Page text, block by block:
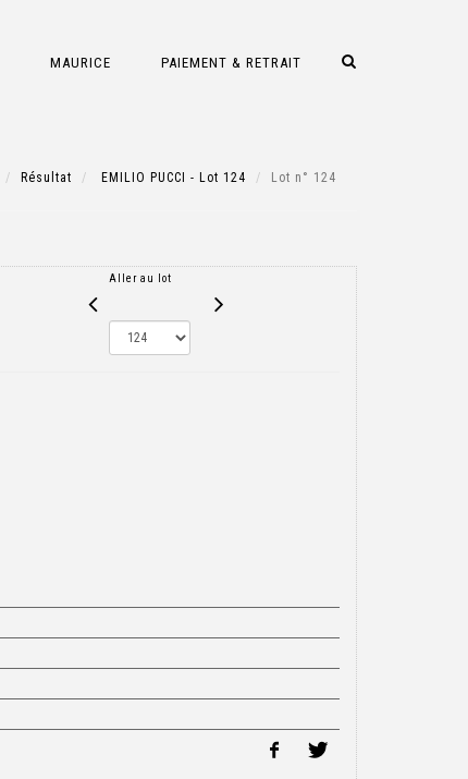
MAURICE PAIEMENT & RETRAIT
Résultat EMILIO PUCCI - Lot 124 Lot n° 124
Aller au lot